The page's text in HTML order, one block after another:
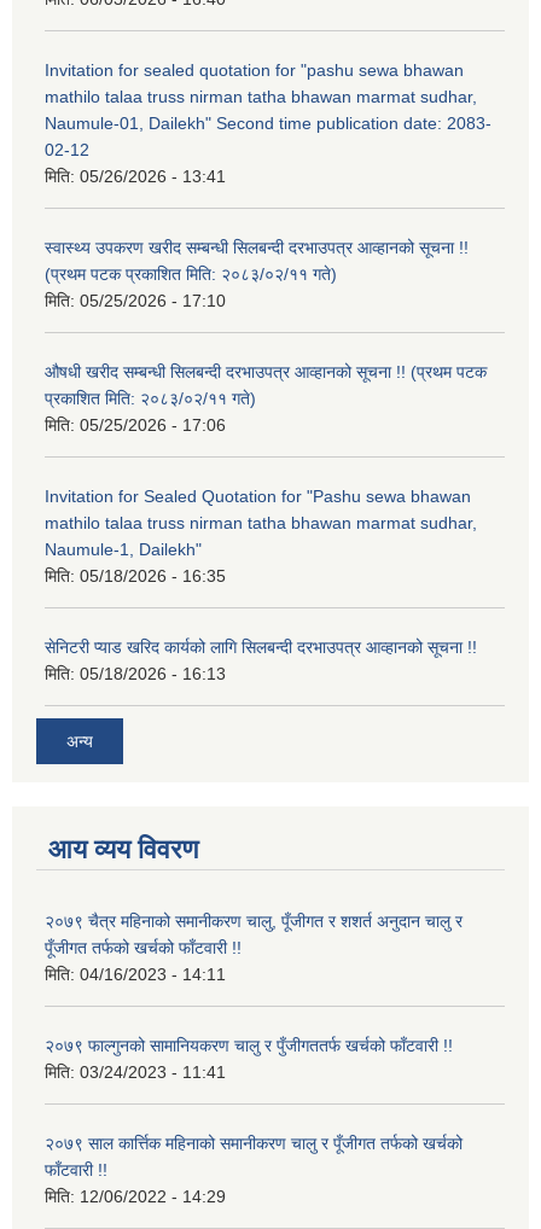
Invitation for sealed quotation for "pashu sewa bhawan
mathilo talaa truss nirman tatha bhawan marmat sudhar,
Naumule-01, Dailekh" Second time publication date: 2083-
02-12
मिति: 05/26/2026 - 13:41
स्वास्थ्य उपकरण खरीद सम्बन्धी सिलबन्दी दरभाउपत्र आव्हानको सूचना !!
(प्रथम पटक प्रकाशित मिति: २०८३/०२/११ गते)
मिति: 05/25/2026 - 17:10
औषधी खरीद सम्बन्धी सिलबन्दी दरभाउपत्र आव्हानको सूचना !! (प्रथम पटक
प्रकाशित मिति: २०८३/०२/११ गते)
मिति: 05/25/2026 - 17:06
Invitation for Sealed Quotation for "Pashu sewa bhawan
mathilo talaa truss nirman tatha bhawan marmat sudhar,
Naumule-1, Dailekh"
मिति: 05/18/2026 - 16:35
सेनिटरी प्याड खरिद कार्यको लागि सिलबन्दी दरभाउपत्र आव्हानको सूचना !!
मिति: 05/18/2026 - 16:13
अन्य
आय व्यय विवरण
२०७९ चैत्र महिनाको समानीकरण चालु, पूँजीगत र शशर्त अनुदान चालु र
पूँजीगत तर्फको खर्चको फाँटवारी !!
मिति: 04/16/2023 - 14:11
२०७९ फाल्गुनको सामानियकरण चालु र पुँजीगततर्फ खर्चको फाँटवारी !!
मिति: 03/24/2023 - 11:41
२०७९ साल कार्त्तिक महिनाको समानीकरण चालु र पूँजीगत तर्फको खर्चको
फाँटवारी !!
मिति: 12/06/2022 - 14:29